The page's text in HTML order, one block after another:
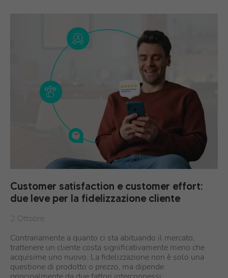
Customer satisfaction e customer effort:
due leve per la fidelizzazione cliente
2 Ottobre
Contrariamente a quanto ci sta abituando il mercato,
trattenere un cliente costa significativamente meno che
acquisirne uno nuovo. La fidelizzazione non è solo una
questione di prodotto o prezzo, ma dipende